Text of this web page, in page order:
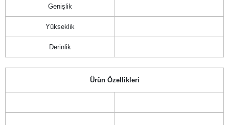
Genişlik
Yükseklik
Derinlik
Ürün Özellikleri